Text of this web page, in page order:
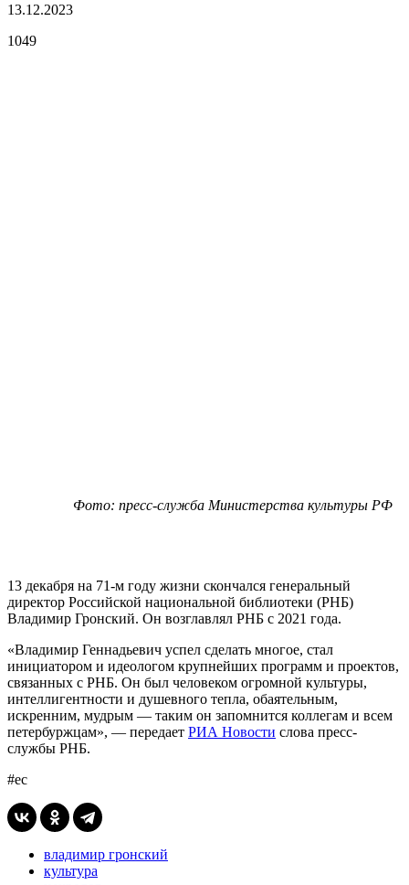
13.12.2023
1049
Фото: пресс-служба Министерства культуры РФ
13 декабря на 71-м году жизни скончался генеральный
директор Российской национальной библиотеки (РНБ)
Владимир Гронский. Он возглавлял РНБ с 2021 года.
«Владимир Геннадьевич успел сделать многое, стал
инициатором и идеологом крупнейших программ и проектов,
связанных с РНБ. Он был человеком огромной культуры,
интеллигентности и душевного тепла, обаятельным,
искренним, мудрым — таким он запомнится коллегам и всем
петербуржцам», — передает РИА Новости слова пресс-
службы РНБ.
#ес
владимир гронский
культура